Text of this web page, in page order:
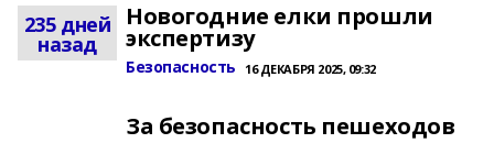
235 дней
назад
Новогодние елки прошли
экспертизу
Безопасность 16 ДЕКАБРЯ 2025, 09:32
За безопасность пешеходов